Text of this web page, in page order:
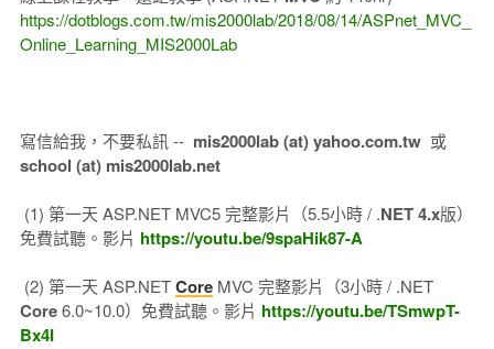
https://dotblogs.com.tw/mis2000lab/2018/08/14/ASPnet_MVC_
Online_Learning_MIS2000Lab
寫信給我，不要私訊 -- mis2000lab (at) yahoo.com.tw或
school (at) mis2000lab.net
(1) 第一天 ASP.NET MVC5 完整影片（5.5小時 / .NET 4.x版）
免費試聽。影片 https://youtu.be/9spaHik87-A
(2) 第一天 ASP.NETCoreMVC 完整影片（3小時 / .NET
Core6.0~10.0）免費試聽。影片 https://youtu.be/TSmwpT-
Bx4I